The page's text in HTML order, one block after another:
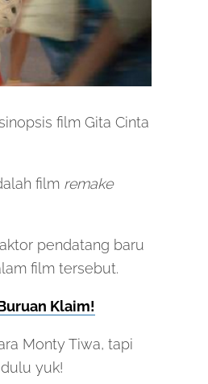
film Gita Cinta
film remake
pendatang baru
film tersebut.
Klaim!
Monty Tiwa, tapi
yuk!